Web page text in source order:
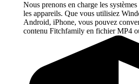
Nous prenons en charge les
les appareils. Que vous utilisiez
Android, iPhone, vous pouvez
contenu Fitchfamily en fichier MP4